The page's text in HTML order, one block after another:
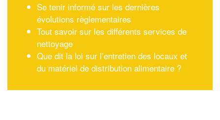
Se tenir informé sur les dernières
évolutions règlementaires
Tout savoir sur les différents services de
nettoyage
Que dit la loi sur l’entretien des locaux et
du matériel de distribution alimentaire ?